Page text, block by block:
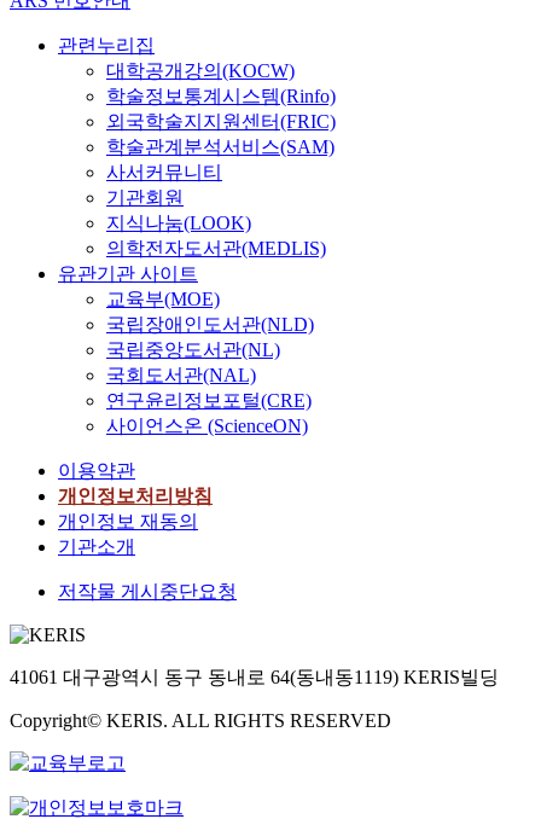
관련누리집
대학공개강의(KOCW)
학술정보통계시스템(Rinfo)
외국학술지지원센터(FRIC)
학술관계분석서비스(SAM)
사서커뮤니티
기관회원
지식나눔(LOOK)
의학전자도서관(MEDLIS)
유관기관 사이트
교육부(MOE)
국립장애인도서관(NLD)
국립중앙도서관(NL)
국회도서관(NAL)
연구윤리정보포털(CRE)
사이언스온 (ScienceON)
이용약관
개인정보처리방침
개인정보 재동의
기관소개
저작물 게시중단요청
41061 대구광역시 동구 동내로 64(동내동1119) KERIS빌딩
Copyright© KERIS. ALL RIGHTS RESERVED